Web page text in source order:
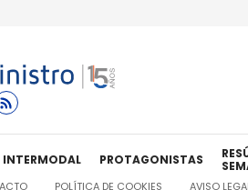
INTERMODAL PROTAGONISTAS
POLÍTICA DE COOKIES AVISO